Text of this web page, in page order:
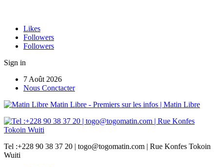
Likes
Followers
Followers
Sign in
7 Août 2026
Nous Conctacter
Matin Libre - Premiers sur les infos | Matin Libre
Tel :+228 90 38 37 20 | togo@togomatin.com | Rue Konfes Tokoin
Wuiti